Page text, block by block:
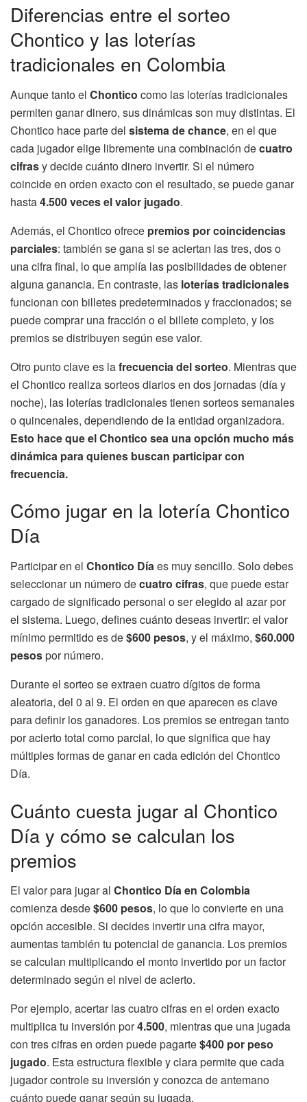
Diferencias entre el sorteo
Chontico y las loterías
tradicionales en Colombia
Aunque tanto el Chontico como las loterías tradicionales
permiten ganar dinero, sus dinámicas son muy distintas. El
Chontico hace parte del sistema de chance, en el que
cada jugador elige libremente una combinación decuatro
cifrasy decide cuánto dinero invertir. Si el número
coincide en orden exacto con el resultado, se puede ganar
hasta4.500 veces el valor jugado.
Además, el Chontico ofrece premios por coincidencias
parciales: también se gana si se aciertan las tres, dos o
una cifra final, lo que amplía las posibilidades de obtener
alguna ganancia. En contraste, las loterías tradicionales
funcionan con billetes predeterminados y fraccionados; se
puede comprar una fracción o el billete completo, y los
premios se distribuyen según ese valor.
Otro punto clave es lafrecuencia del sorteo. Mientras que
el Chontico realiza sorteos diarios en dos jornadas (día y
noche), las loterías tradicionales tienen sorteos semanales
o quincenales, dependiendo de la entidad organizadora.
Esto hace que el Chontico sea una opción mucho más
dinámica para quienes buscan participar con
frecuencia.
Cómo jugar en la lotería Chontico
Día
Participar en el Chontico Díaes muy sencillo. Solo debes
seleccionar un número decuatro cifras, que puede estar
cargado de significado personal o ser elegido al azar por
el sistema. Luego, defines cuánto deseas invertir: el valor
mínimo permitido es de$600 pesos, y el máximo, $60.000
pesospor número.
Durante el sorteo se extraen cuatro dígitos de forma
aleatoria, del 0 al 9. El orden en que aparecen es clave
para definir los ganadores. Los premios se entregan tanto
por acierto total como parcial, lo que significa que hay
múltiples formas de ganar en cada edición del Chontico
Día.
Cuánto cuesta jugar al Chontico
Día y cómo se calculan los
premios
El valor para jugar al Chontico Día en Colombia
comienza desde$600 pesos, lo que lo convierte en una
opción accesible. Si decides invertir una cifra mayor,
aumentas también tu potencial de ganancia. Los premios
se calculan multiplicando el monto invertido por un factor
determinado según el nivel de acierto.
Por ejemplo, acertar las cuatro cifras en el orden exacto
multiplica tu inversión por4.500, mientras que una jugada
con tres cifras en orden puede pagarte$400 por peso
jugado. Esta estructura flexible y clara permite que cada
jugador controle su inversión y conozca de antemano
cuánto puede ganar según su jugada.